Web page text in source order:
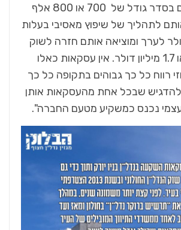
משקיעה בנכסים בסדר גודל של 700 או 800 אלף
לתהליך של שיפוץ מאסיבי בעלות
דולר לערך ומוציאה אותם חזרה לשוק
במחיר של 1.6 או 1.7 מיליון דולר. אין עסקאות כאלו
רווח כל כך גבוהים בתקופה כל כך
שבכל אחת מהעסקאות אותן
נכנס כמשקיע מטעם החברה".